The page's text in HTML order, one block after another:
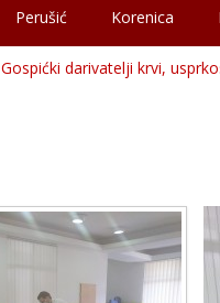
Perušić Korenica
Gospićki darivatelji krvi,